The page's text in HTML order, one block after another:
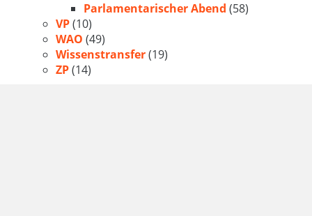
Parlamentarischer Abend (58)
VP(10)
WAO (49)
Wissenstransfer(19)
ZP(14)